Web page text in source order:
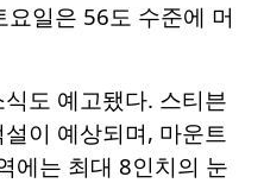
일은 56도 수준에 머
도 예고됐다. 스티븐
이 예상되며, 마운트
에는 최대 8인치의 눈